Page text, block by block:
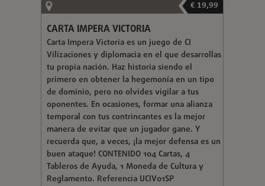
€ 19,99
CARTA IMPERA VICTORIA
Carta Impera Victoria es un juego de CI
Vilizaciones y diplomacia en el que desarrollas
tu propia nación. Haz historia siendo el
primero en obtener la hegemonía en un tipo
de dominio, pero no olvides vigilar a tus
oponentes. En ocasiones, formar una alianza
temporal con tus contrincantes es la mejor
manera de evitar que un jugador gane. Y
recuerda que, a veces, ¡la mejor defensa es un
buen ataque! CONTENIDO 104 Cartas, 4
Tableros de Ayuda, 1 Moneda de Cultura y
Reglamento. Referencia UCIV01SP